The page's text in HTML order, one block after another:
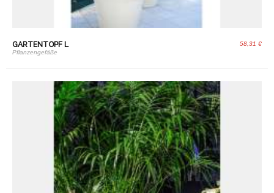
58,31 €
GARTENTOPF L
Pflanzengefäße